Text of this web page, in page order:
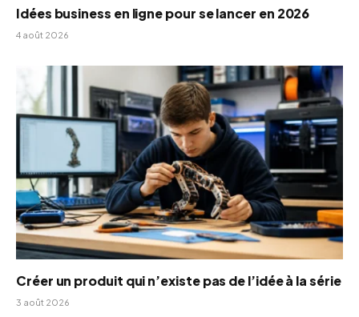
Idées business en ligne pour se lancer en 2026
4 août 2026
Créer un produit qui n’existe pas de l’idée à la série
3 août 2026